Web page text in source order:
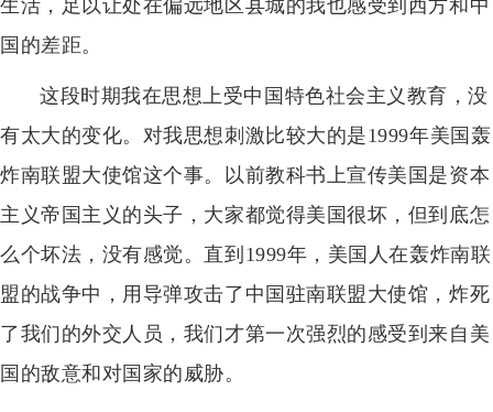
生活，足以让处在偏远地区县城的我也感受到西方和中
国的差距。
这段时期我在思想上受中国特色社会主义教育，没
有太大的变化。对我思想刺激比较大的是1999年美国轰
炸南联盟大使馆这个事。以前教科书上宣传美国是资本
主义帝国主义的头子，大家都觉得美国很坏，但到底怎
么个坏法，没有感觉。直到1999年，美国人在轰炸南联
盟的战争中，用导弹攻击了中国驻南联盟大使馆，炸死
了我们的外交人员，我们才第一次强烈的感受到来自美
国的敌意和对国家的威胁。